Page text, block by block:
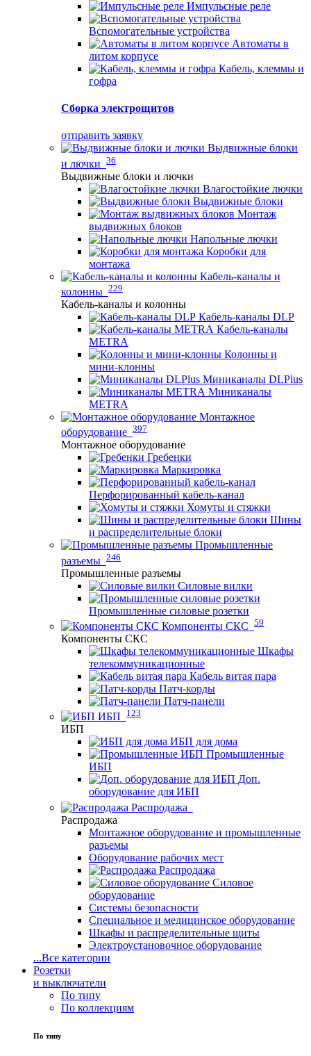
Импульсные реле
Вспомогательные устройства
Автоматы в
литом корпусе
Кабель, клеммы и
гофра
Сборка электрощитов
отправить заявку
Выдвижные блоки
и лючки 36
Выдвижные блоки и лючки
Влагостойкие лючки
Выдвижные блоки
Монтаж
выдвижных блоков
Напольные лючки
Коробки для
монтажа
Кабель-каналы и
колонны 229
Кабель-каналы и колонны
Кабель-каналы DLP
Кабель-каналы
METRA
Колонны и
мини-клонны
Миниканалы DLPlus
Миниканалы
METRA
Монтажное
оборудование 397
Монтажное оборудование
Гребенки
Маркировка
Перфорированный кабель-канал
Хомуты и стяжки
Шины
и распределительные блоки
Промышленные
разъемы 246
Промышленные разъемы
Силовые вилки
Промышленные силовые розетки
Компоненты СКС 59
Компоненты СКС
Шкафы
телекоммуникационные
Кабель витая пара
Патч-корды
Патч-панели
ИБП
123
ИБП
ИБП для дома
Промышленные
ИБП
Доп.
оборудование для ИБП
Распродажа
Распродажа
Монтажное оборудование и промышленные
разъемы
Оборудование рабочих мест
Распродажа
Силовое
оборудование
Системы безопасности
Специальное и медицинское оборудование
Шкафы и распределительные щиты
Электроустановочное оборудование
...Все категории
Розетки
и выключатели
По типу
По коллекциям
По типу